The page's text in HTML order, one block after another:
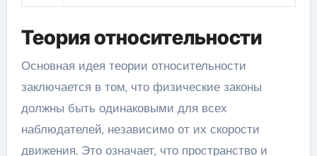
Теория относительности
Основная идея теории относительности
заключается в том, что физические законы
должны быть одинаковыми для всех
наблюдателей, независимо от их скорости
движения. Это означает, что пространство и